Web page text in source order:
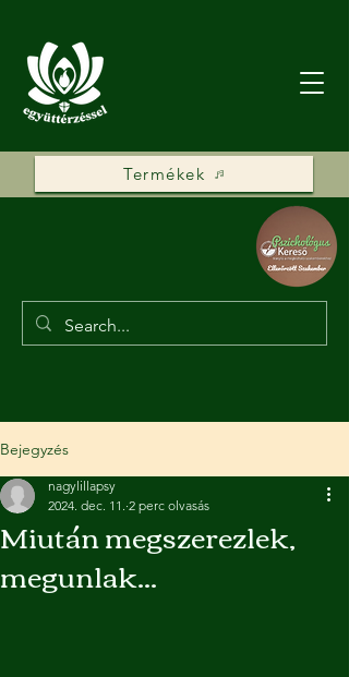
Termékek
Bejegyzés
Miután megszerezlek,
megunlak...
nagylillapsy
2024. dec. 11. 2 perc olvasás